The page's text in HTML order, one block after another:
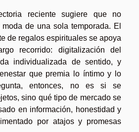
reciente sugiere que no
de una sola temporada. El
de regalos espirituales se apoya
recorrido: digitalización del
individualizada de sentido, y
que premia lo íntimo y lo
entonces, no es si se
sino qué tipo de mercado se
en información, honestidad y
por atajos y promesas